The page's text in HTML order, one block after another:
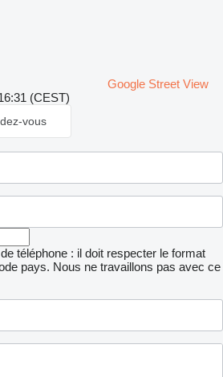
Google Street View
(CEST)
vous
téléphone : il doit respecter le format
pays. Nous ne travaillons pas avec ce